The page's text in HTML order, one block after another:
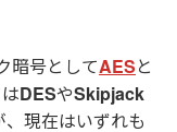
暗号としてAESと
DESやSkipjack
現在はいずれも